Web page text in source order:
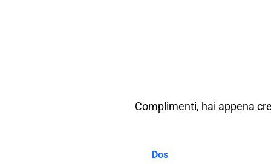
Complimenti, hai appena
Dos